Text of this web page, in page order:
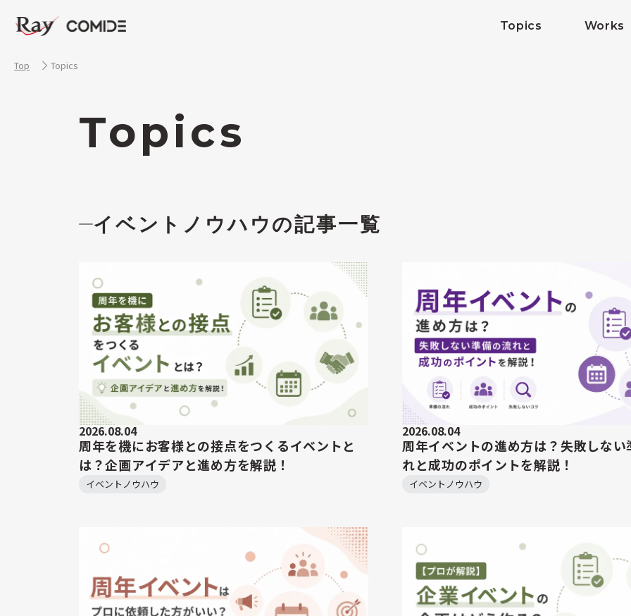
Topics Works
Top Topics
Topics
イベントノウハウの記事一覧
2026.08.04
周年を機にお客様との接点をつくるイベントと
は？企画アイデアと進め方を解説！
イベントノウハウ
2026.08.04
周年イベントの進め方は？失敗しない
れと成功のポイントを解説！
イベントノウハウ